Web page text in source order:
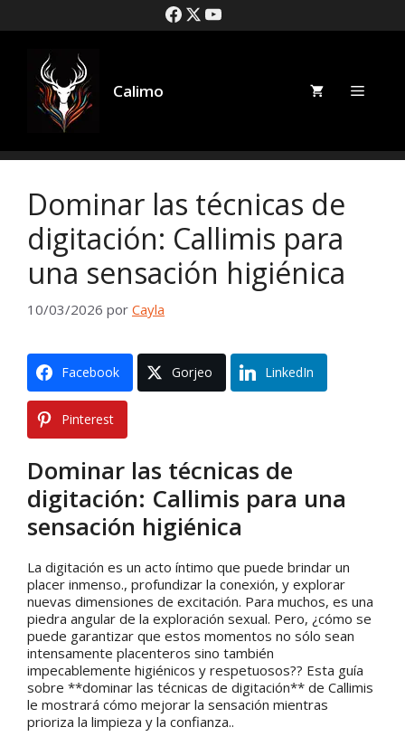
Calimo Menú
Dominar las técnicas de
digitación: Callimis para
una sensación higiénica
10/03/2026 por Cayla
Facebook Gorjeo LinkedIn
Pinterest
Dominar las técnicas de
digitación: Callimis para una
sensación higiénica
La digitación es un acto íntimo que puede brindar un
placer inmenso., profundizar la conexión, y explorar
nuevas dimensiones de excitación. Para muchos, es una
piedra angular de la exploración sexual. Pero, ¿cómo se
puede garantizar que estos momentos no sólo sean
intensamente placenteros sino también
impecablemente higiénicos y respetuosos?? Esta guía
sobre **dominar las técnicas de digitación** de Callimis
le mostrará cómo mejorar la sensación mientras
prioriza la limpieza y la confianza..